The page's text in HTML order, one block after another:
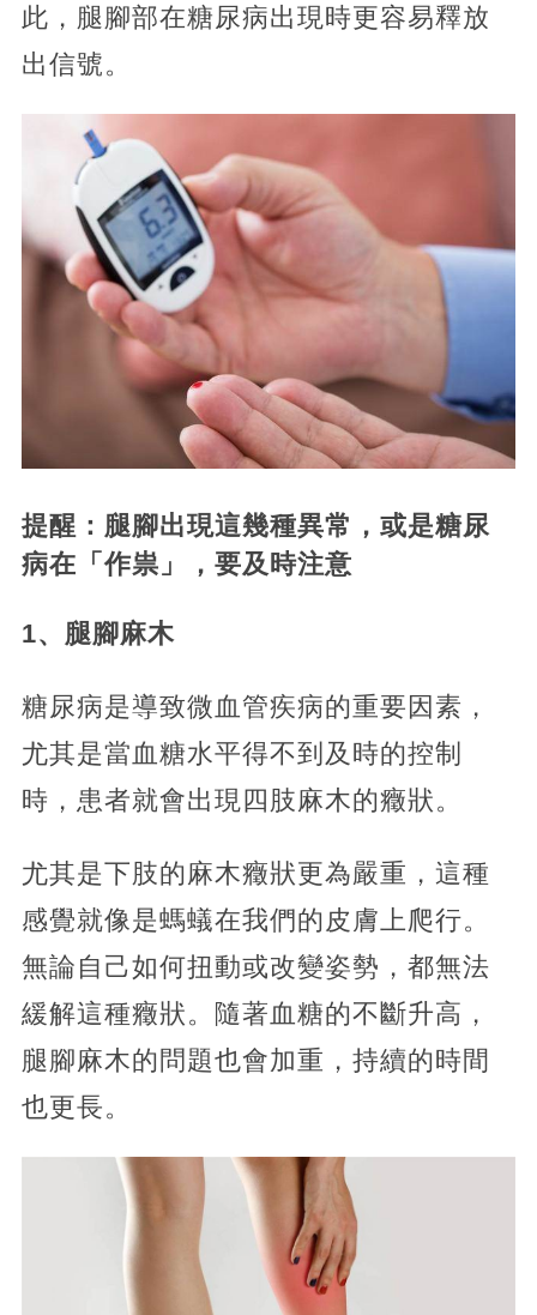
此，腿腳部在糖尿病出現時更容易釋放
出信號。
提醒：腿腳出現這幾種異常，或是糖尿
病在「作祟」，要及時注意
1、腿腳麻木
糖尿病是導致微血管疾病的重要因素，
尤其是當血糖水平得不到及時的控制
時，患者就會出現四肢麻木的癥狀。
尤其是下肢的麻木癥狀更為嚴重，這種
感覺就像是螞蟻在我們的皮膚上爬行。
無論自己如何扭動或改變姿勢，都無法
緩解這種癥狀。隨著血糖的不斷升高，
腿腳麻木的問題也會加重，持續的時間
也更長。